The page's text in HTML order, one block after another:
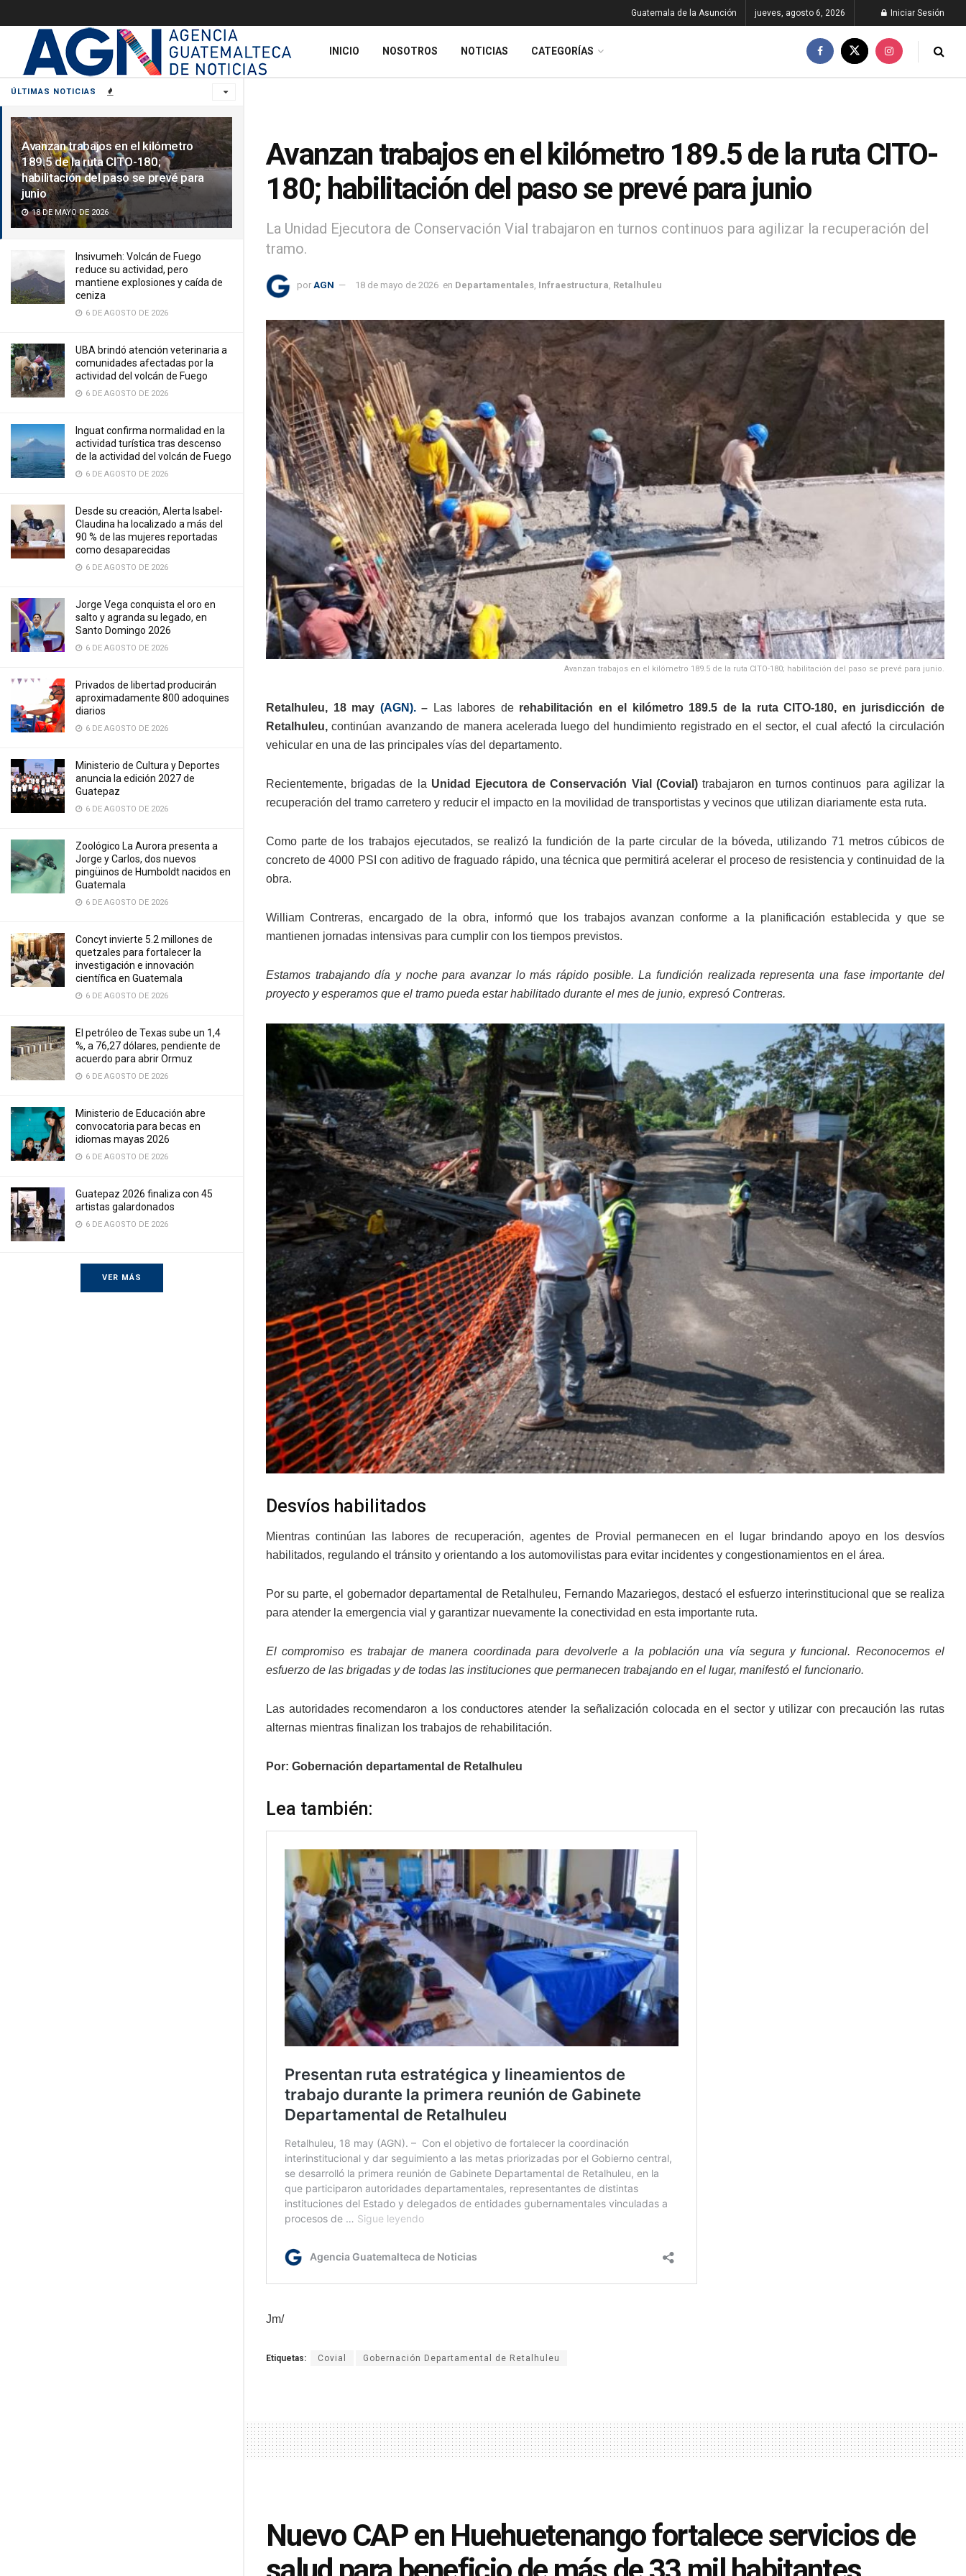
ÚLTIMAS NOTICIAS
Avanzan trabajos en el kilómetro
189.5 de la ruta CITO-180;
habilitación del paso se prevé para
junio
18 DE MAYO DE 2026
Insivumeh: Volcán de Fuego
reduce su actividad, pero
mantiene explosiones y caída de
ceniza
6 DE AGOSTO DE 2026
UBA brindó atención veterinaria a
comunidades afectadas por la
actividad del volcán de Fuego
6 DE AGOSTO DE 2026
Inguat confirma normalidad en la
actividad turística tras descenso
de la actividad del volcán de Fuego
6 DE AGOSTO DE 2026
Desde su creación, Alerta Isabel-
Claudina ha localizado a más del
90 % de las mujeres reportadas
como desaparecidas
6 DE AGOSTO DE 2026
Jorge Vega conquista el oro en
salto y agranda su legado, en
Santo Domingo 2026
6 DE AGOSTO DE 2026
Privados de libertad producirán
aproximadamente 800 adoquines
diarios
6 DE AGOSTO DE 2026
Ministerio de Cultura y Deportes
anuncia la edición 2027 de
Guatepaz
6 DE AGOSTO DE 2026
Zoológico La Aurora presenta a
Jorge y Carlos, dos nuevos
pingüinos de Humboldt nacidos en
Guatemala
6 DE AGOSTO DE 2026
Concyt invierte 5.2 millones de
quetzales para fortalecer la
investigación e innovación
científica en Guatemala
6 DE AGOSTO DE 2026
El petróleo de Texas sube un 1,4
%, a 76,27 dólares, pendiente de
acuerdo para abrir Ormuz
6 DE AGOSTO DE 2026
Ministerio de Educación abre
convocatoria para becas en
idiomas mayas 2026
6 DE AGOSTO DE 2026
Guatepaz 2026 finaliza con 45
artistas galardonados
6 DE AGOSTO DE 2026
VER MÁS
Guatemala de la Asunción jueves, agosto 6, 2026 Iniciar Sesión
INICIO NOSOTROS NOTICIAS CATEGORÍAS
Avanzan trabajos en el kilómetro 189.5 de la ruta CITO-
180; habilitación del paso se prevé para junio
La Unidad Ejecutora de Conservación Vial trabajaron en turnos continuos para agilizar la recuperación del
tramo.
por AGN 18 de mayo de 2026 en Departamentales Infraestructura Retalhuleu
Avanzan trabajos en el kilómetro 189.5 de la ruta CITO-180; habilitación del paso se prevé para junio.
Retalhuleu, 18 may (AGN).– Las labores de rehabilitación en el kilómetro 189.5 de la ruta CITO-180, en jurisdicción de
Retalhuleu, continúan avanzando de manera acelerada luego del hundimiento registrado en el sector, el cual afectó la circulación
vehicular en una de las principales vías del departamento.
Recientemente, brigadas de la Unidad Ejecutora de Conservación Vial (Covial)trabajaron en turnos continuos para agilizar la
recuperación del tramo carretero y reducir el impacto en la movilidad de transportistas y vecinos que utilizan diariamente esta ruta.
Como parte de los trabajos ejecutados, se realizó la fundición de la parte circular de la bóveda, utilizando 71 metros cúbicos de
concreto de 4000 PSI con aditivo de fraguado rápido, una técnica que permitirá acelerar el proceso de resistencia y continuidad de la
obra.
William Contreras, encargado de la obra, informó que los trabajos avanzan conforme a la planificación establecida y que se
mantienen jornadas intensivas para cumplir con los tiempos previstos.
Estamos trabajando día y noche para avanzar lo más rápido posible. La fundición realizada representa una fase importante del
proyecto y esperamos que el tramo pueda estar habilitado durante el mes de junio, expresó Contreras.
Desvíos habilitados
Mientras continúan las labores de recuperación, agentes de Provial permanecen en el lugar brindando apoyo en los desvíos
habilitados, regulando el tránsito y orientando a los automovilistas para evitar incidentes y congestionamientos en el área.
Por su parte, el gobernador departamental de Retalhuleu, Fernando Mazariegos, destacó el esfuerzo interinstitucional que se realiza
para atender la emergencia vial y garantizar nuevamente la conectividad en esta importante ruta.
El compromiso es trabajar de manera coordinada para devolverle a la población una vía segura y funcional. Reconocemos el
esfuerzo de las brigadas y de todas las instituciones que permanecen trabajando en el lugar, manifestó el funcionario.
Las autoridades recomendaron a los conductores atender la señalización colocada en el sector y utilizar con precaución las rutas
alternas mientras finalizan los trabajos de rehabilitación.
Por: Gobernación departamental de Retalhuleu
Lea también:
Jm/
Etiquetas: Covial Gobernación Departamental de Retalhuleu
Nuevo CAP en Huehuetenango fortalece servicios de